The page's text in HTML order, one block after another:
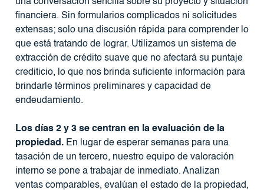
financiera. Sin formularios complicados ni solicitudes
extensas; solo una discusión rápida para comprender lo
que está tratando de lograr. Utilizamos un sistema de
extracción de crédito suave que no afectará su puntaje
crediticio, lo que nos brinda suficiente información para
brindarle términos preliminares y capacidad de
endeudamiento.
Los días 2 y 3 se centran en la evaluación de la
propiedad.En lugar de esperar semanas para una
tasación de un tercero, nuestro equipo de valoración
interno se pone a trabajar de inmediato. Analizan
ventas comparables, evalúan el estado de la propiedad,